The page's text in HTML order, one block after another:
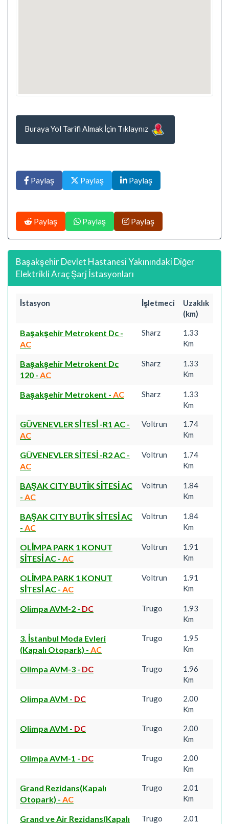
Buraya Yol Tarifi Almak İçin Tıklaynız
Paylaş Paylaş Paylaş
Paylaş Paylaş Paylaş
Başakşehir Devlet Hastanesi Yakınındaki Diğer
Elektrikli Araç Şarj İstasyonları
İstasyon İşletmeci
Uzaklık
(km)
Başakşehir Metrokent Dc -
AC
Sharz
1.33
Km
Başakşehir Metrokent Dc
120 - AC
Sharz
1.33
Km
Başakşehir Metrokent - AC Sharz
1.33
Km
GÜVENEVLER SİTESİ -R1 AC -
AC
Voltrun
1.74
Km
GÜVENEVLER SİTESİ -R2 AC -
AC
Voltrun
1.74
Km
BAŞAK CITY BUTİK SİTESİ AC
- AC
Voltrun
1.84
Km
BAŞAK CITY BUTİK SİTESİ AC
- AC
Voltrun
1.84
Km
OLİMPA PARK 1 KONUT
SİTESİ AC - AC
Voltrun
1.91
Km
OLİMPA PARK 1 KONUT
SİTESİ AC - AC
Voltrun
1.91
Km
Olimpa AVM-2 - DC Trugo
1.93
Km
3. İstanbul Moda Evleri
(Kapalı Otopark) - AC
Trugo
1.95
Km
Olimpa AVM-3 - DC Trugo
1.96
Km
Olimpa AVM - DC Trugo
2.00
Km
Olimpa AVM - DC Trugo
2.00
Km
Olimpa AVM-1 - DC Trugo
2.00
Km
Grand Rezidans(Kapalı
Otopark) - AC
Trugo
2.01
Km
Grand ve Air Rezidans(Kapalı Trugo 2.01